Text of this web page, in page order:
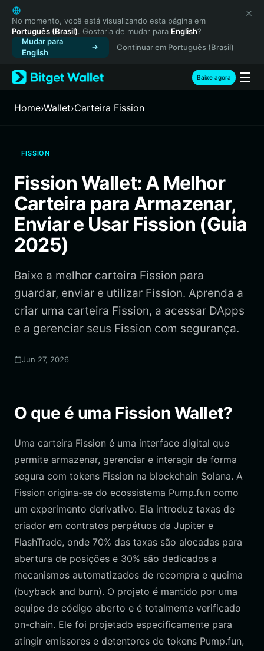
English
日本語
Tiếng Việt
Русский
Español (Latinoamérica)
Türkçe
Français
繁體中文
Bahasa Indonesia
ภาษาไทย
हिन्दी
Español
Português (Brasil)
No momento, você está visualizando esta página em
Português (Brasil). Gostaria de mudar para English?
Mudar para
English
Continuar em Português (Brasil)
Baixe agora
Home›Wallet›Carteira Fission
FISSION
Fission Wallet: A Melhor
Carteira para Armazenar,
Enviar e Usar Fission (Guia
2025)
Baixe a melhor carteira Fission para
guardar, enviar e utilizar Fission. Aprenda a
criar uma carteira Fission, a acessar DApps
e a gerenciar seus Fission com segurança.
Jun 27, 2026
O que é uma Fission Wallet?
Uma carteira Fission é uma interface digital que
permite armazenar, gerenciar e interagir de forma
segura com tokens Fission na blockchain Solana. A
Fission origina-se do ecossistema Pump.fun como
um experimento derivativo. Ela introduz taxas de
criador em contratos perpétuos da Jupiter e
FlashTrade, onde 70% das taxas são alocadas para
abertura de posições e 30% são dedicados a
mecanismos automatizados de recompra e queima
(buyback and burn). O projeto é mantido por uma
equipe de código aberto e é totalmente verificado
on-chain. Ele foi projetado especificamente para
atingir emissores e detentores de tokens Pump.fun,